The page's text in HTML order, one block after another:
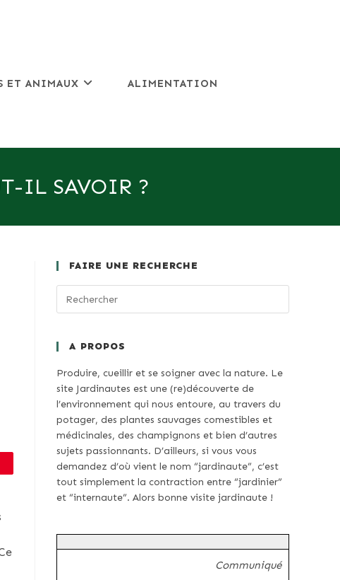
ET ANIMAUX ALIMENTATION
IL SAVOIR ?
FAIRE UNE RECHERCHE
A PROPOS
Produire, cueillir et se soigner avec la nature. Le
site Jardinautes est une (re)découverte de
l’environnement qui nous entoure, au travers du
potager, des plantes sauvages comestibles et
médicinales, des champignons et bien d’autres
sujets passionnants. D’ailleurs, si vous vous
demandez d’où vient le nom “jardinaute”, c’est
tout simplement la contraction entre “jardinier”
et “internaute”. Alors bonne visite jardinaute !
Communiqué